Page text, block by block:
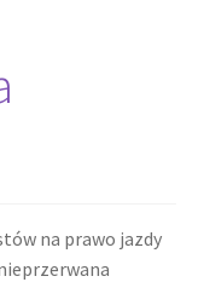
na prawo jazdy